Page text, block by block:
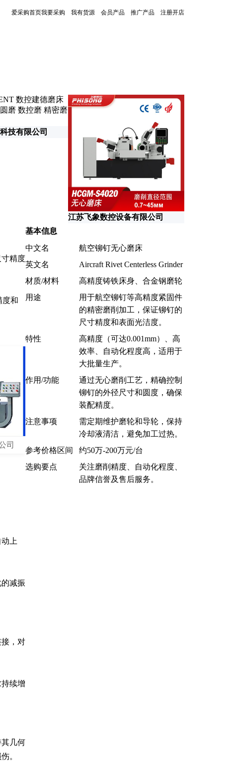
爱采购首页我要采购 我有货源 会员产品 推广产品 注册开店
更新时间：2026-06-10
技有限公司
江苏飞象数控设备有限公司
精度
度和
司
上
减振
，对
续增
几何
。
基本信息
中文名
航空铆钉无心磨床
英文名
Aircraft Rivet Centerless Grinder
材质/材料
高精度铸铁床身、合金钢磨轮
用途
用于航空铆钉等高精度紧固件
的精密磨削加工，保证铆钉的
尺寸精度和表面光洁度。
特性
高精度（可达0.001mm）、高
效率、自动化程度高，适用于
大批量生产。
作用/功能
通过无心磨削工艺，精确控制
铆钉的外径尺寸和圆度，确保
装配精度。
注意事项
需定期维护磨轮和导轮，保持
冷却液清洁，避免加工过热。
参考价格区间
约50万-200万元/台
选购要点
关注磨削精度、自动化程度、
品牌信誉及售后服务。